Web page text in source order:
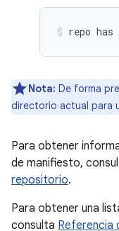
repo has
Nota: De forma
directorio actual para
Para obtener
de manifiesto,
repositorio.
Para obtener una
consulta Referencia